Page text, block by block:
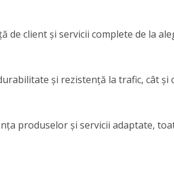
client și servicii complete de la
și rezistență la trafic, cât și
produselor și servicii adaptate,